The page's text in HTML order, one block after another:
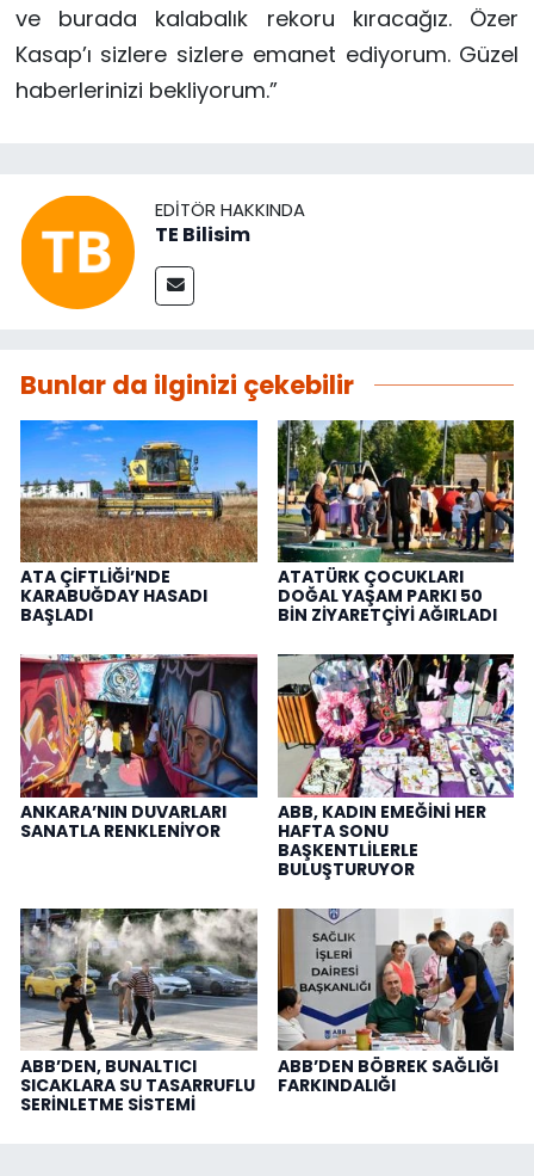
ve burada kalabalık rekoru kıracağız. Özer
Kasap’ı sizlere sizlere emanet ediyorum. Güzel
haberlerinizi bekliyorum.”
EDITÖR HAKKINDA
TE Bilisim
Bunlar da ilginizi çekebilir
ATA ÇİFTLİĞİ’NDE
KARABUĞDAY HASADI
BAŞLADI
ATATÜRK ÇOCUKLARI
DOĞAL YAŞAM PARKI 50
BİN ZİYARETÇİYİ AĞIRLADI
ANKARA’NIN DUVARLARI
SANATLA RENKLENİYOR
ABB, KADIN EMEĞİNİ HER
HAFTA SONU
BAŞKENTLİLERLE
BULUŞTURUYOR
ABB’DEN, BUNALTICI
SICAKLARA SU TASARRUFLU
SERİNLETME SİSTEMİ
ABB’DEN BÖBREK SAĞLIĞI
FARKINDALIĞI